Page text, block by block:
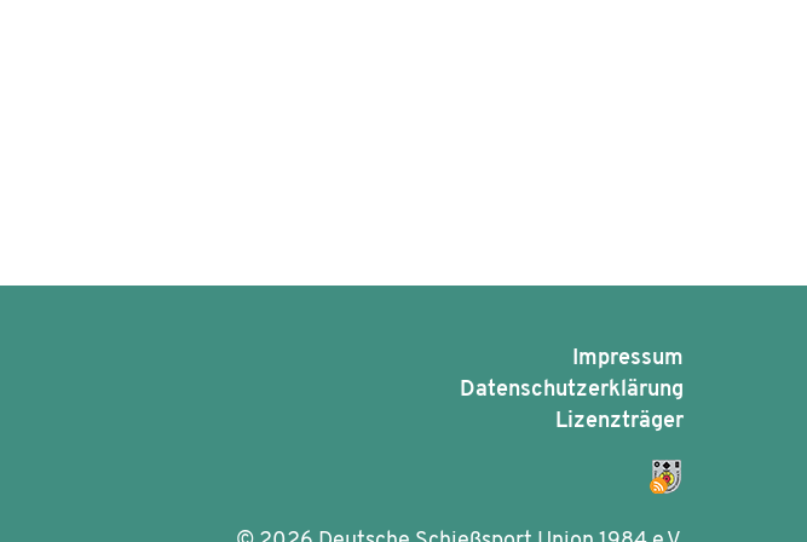
Impressum
Datenschutzerklärung
Lizenzträger